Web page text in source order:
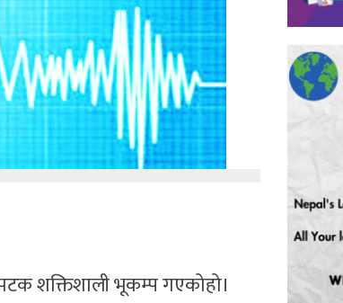
शक्तिशाली भूकम्प गएकोहो।